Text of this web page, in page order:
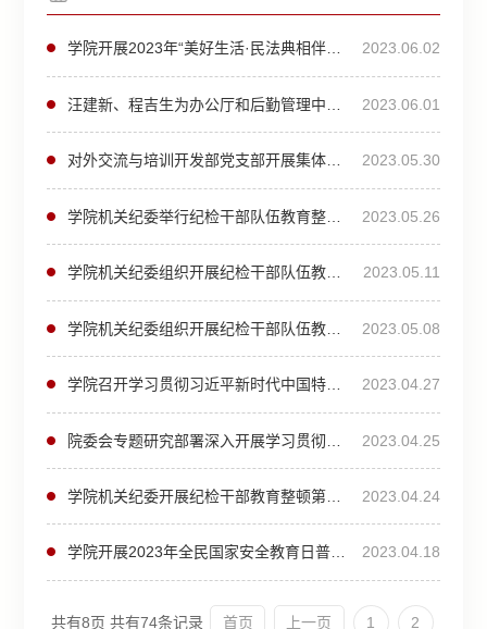
2023.06.02
学院开展2023年“美好生活·民法典相伴”主题宣传暨民法典宣传月活动
2023.06.01
2023.05.30
对外交流与培训开发部党支部开展集体读书暨支部书记讲党课活动
2023.05.26
学院机关纪委举行纪检干部队伍教育整顿学习交流会
2023.05.11
学院机关纪委组织开展纪检干部队伍教育整顿第五次集体学习
2023.05.08
学院机关纪委组织开展纪检干部队伍教育整顿第四次集体学习
2023.04.27
学院召开学习贯彻习近平新时代中国特色社会主义思想主题教育动员部署会
2023.04.25
2023.04.24
学院机关纪委开展纪检干部教育整顿第三次集体学习
2023.04.18
学院开展2023年全民国家安全教育日普法宣传活动
共有8页 共有74条记录 首页 上一页 1 2